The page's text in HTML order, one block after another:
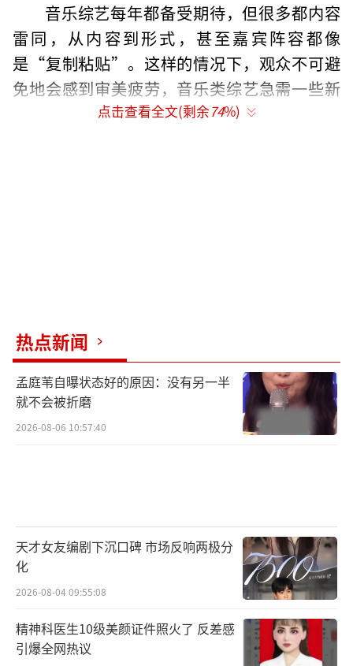
音乐综艺每年都备受期待，但很多都内容
雷同，从内容到形式，甚至嘉宾阵容都像
是“复制粘贴”。这样的情况下，观众不可避
免地会感到审美疲劳，音乐类综艺急需一些新
内容、新形式和新面孔出现。
表达欲望的他们可谓是一个等待开发的宝藏。
节目内容大胆创新，展现青年音乐态度
《翻滚吧！音浪！》创新性的将目光投向
在校大学生，打造了首档大学生音乐游学类真
人秀，为有梦想、有态度的青年提供了追梦舞
点击查看全文(剩余74%)
热点新闻
孟庭苇自曝状态好的原因：没有另一半
就不会被折磨
2026-08-06 10:57:40
天才女友编剧下沉口碑 市场反响两极分
化
2026-08-04 09:55:08
精神科医生10级美颜证件照火了 反差感
引爆全网热议